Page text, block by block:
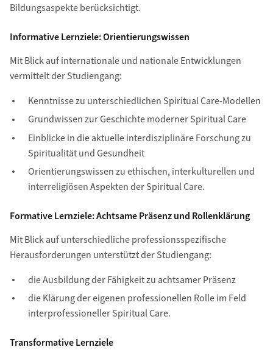
Bildungsaspekte berücksichtigt.
Informative Lernziele: Orientierungswissen
Mit Blick auf internationale und nationale Entwicklungen
vermittelt der Studiengang:
Kenntnisse zu unterschiedlichen Spiritual Care-Modellen
Grundwissen zur Geschichte moderner Spiritual Care
Einblicke in die aktuelle interdisziplinäre Forschung zu
Spiritualität und Gesundheit
Orientierungswissen zu ethischen, interkulturellen und
interreligiösen Aspekten der Spiritual Care.
Formative Lernziele: Achtsame Präsenz und Rollenklärung
Mit Blick auf unterschiedliche professionsspezifische
Herausforderungen unterstützt der Studiengang:
die Ausbildung der Fähigkeit zu achtsamer Präsenz
die Klärung der eigenen professionellen Rolle im Feld
interprofessioneller Spiritual Care.
Transformative Lernziele